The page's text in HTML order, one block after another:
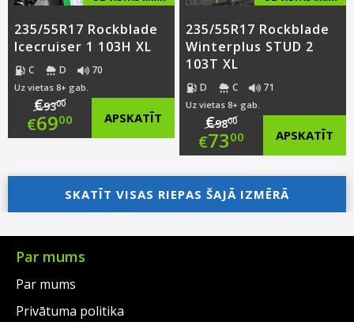
235/55R17 Rockblade
Icecruiser 1 103H XL
C D 70
Uz vietas 8+ gab.
€9300
Original
was:
€93.00.
€6900
price
is:
€69.00.
APSKATĪT
235/55R17 Rockblade
Winterplus STUD 2
103T XL
D C 71
Uz vietas 8+ gab.
€9800
Original
price
was:
€98.00.
€7300
Current
price
is:
APSKATĪT
SKATĪT VISAS RIEPAS ŠAJĀ IZMĒRĀ
Par mums
Par mums
Privātuma politika